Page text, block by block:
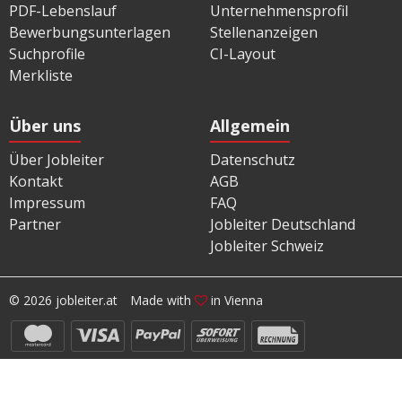
PDF-Lebenslauf
Bewerbungsunterlagen
Suchprofile
Merkliste
Unternehmensprofil
Stellenanzeigen
CI-Layout
Über uns
Über Jobleiter
Kontakt
Impressum
Partner
Allgemein
Datenschutz
AGB
FAQ
Jobleiter Deutschland
Jobleiter Schweiz
© 2026 jobleiter.at Made with in Vienna